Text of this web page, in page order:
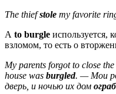
The thiefstole my favorite
А to burgle используется,
взломом, то есть о
My parents forgot to close
house was burgled. — Мои
дверь, и ночью их дом